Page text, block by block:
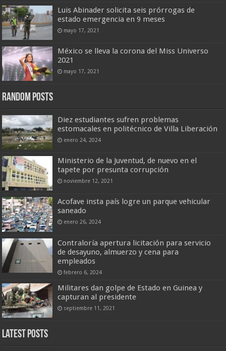
Luis Abinader solicita seis prórrogas de
estado emergencia en 9 meses
mayo 17, 2021
México se lleva la corona del Miss Universo
2021
mayo 17, 2021
Random Posts
Diez estudiantes sufren problemas
estomacales en politécnico de Villa Liberación
enero 24, 2024
Ministerio de la Juventud, de nuevo en el
tapete por presunta corrupción
noviembre 12, 2021
Acofave insta país logre un parque vehicular
saneado
enero 26, 2024
Contraloría apertura licitación para servicio
de desayuno, almuerzo y cena para
empleados
febrero 6, 2024
Militares dan golpe de Estado en Guinea y
capturan al presidente
septiembre 11, 2021
Latest Posts